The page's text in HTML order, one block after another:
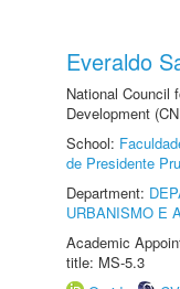
Everaldo
National Council
Development
School:
de Presidente
Department:
URBANISMO E
Academic
title: MS-5.3